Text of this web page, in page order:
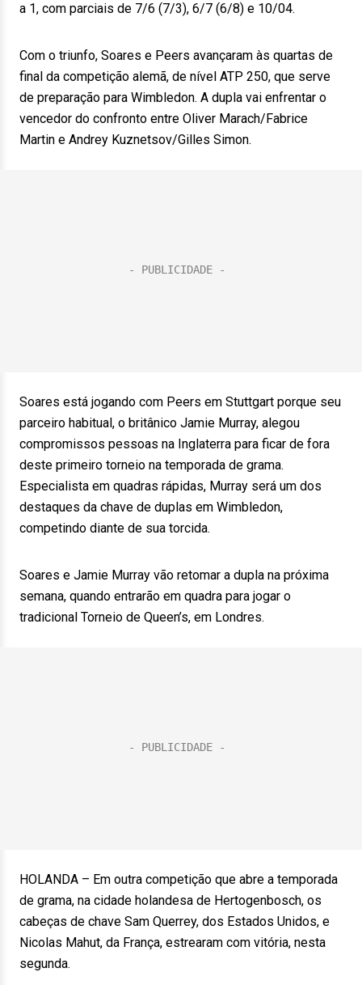
a 1, com parciais de 7/6 (7/3), 6/7 (6/8) e 10/04.
Com o triunfo, Soares e Peers avançaram às quartas de
final da competição alemã, de nível ATP 250, que serve
de preparação para Wimbledon. A dupla vai enfrentar o
vencedor do confronto entre Oliver Marach/Fabrice
Martin e Andrey Kuznetsov/Gilles Simon.
Soares está jogando com Peers em Stuttgart porque seu
parceiro habitual, o britânico Jamie Murray, alegou
compromissos pessoas na Inglaterra para ficar de fora
deste primeiro torneio na temporada de grama.
Especialista em quadras rápidas, Murray será um dos
destaques da chave de duplas em Wimbledon,
competindo diante de sua torcida.
Soares e Jamie Murray vão retomar a dupla na próxima
semana, quando entrarão em quadra para jogar o
tradicional Torneio de Queen’s, em Londres.
HOLANDA – Em outra competição que abre a temporada
de grama, na cidade holandesa de Hertogenbosch, os
cabeças de chave Sam Querrey, dos Estados Unidos, e
Nicolas Mahut, da França, estrearam com vitória, nesta
segunda.